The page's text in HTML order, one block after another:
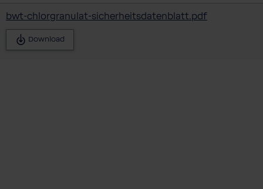
bwt-chlorgranulat-sicherheitsdatenblatt.pdf
Download